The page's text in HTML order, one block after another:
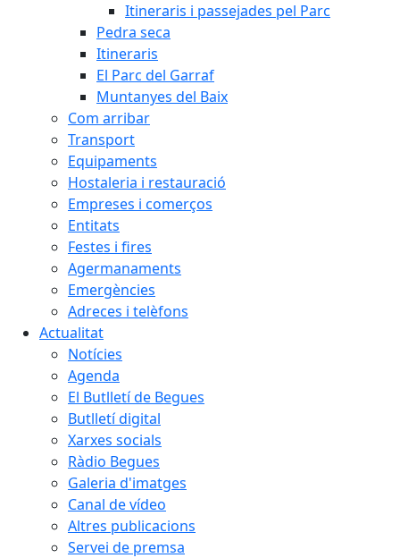
Itineraris i passejades pel Parc
Pedra seca
Itineraris
El Parc del Garraf
Muntanyes del Baix
Com arribar
Transport
Equipaments
Hostaleria i restauració
Empreses i comerços
Entitats
Festes i fires
Agermanaments
Emergències
Adreces i telèfons
Actualitat
Notícies
Agenda
El Butlletí de Begues
Butlletí digital
Xarxes socials
Ràdio Begues
Galeria d'imatges
Canal de vídeo
Altres publicacions
Servei de premsa